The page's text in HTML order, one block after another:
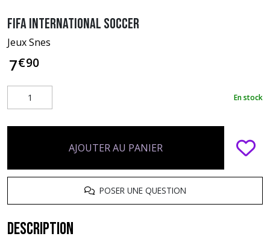
Fifa International Soccer
Jeux Snes
7€90
En stock
AJOUTER AU PANIER
POSER UNE QUESTION
Description